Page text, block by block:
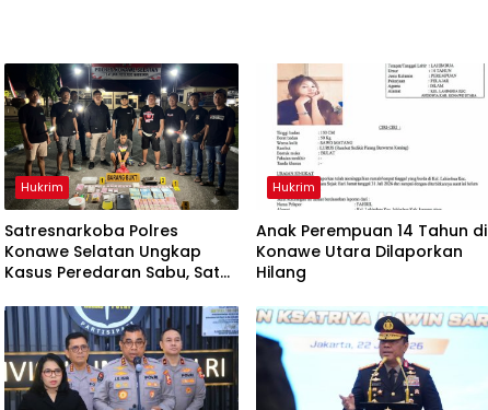
Hukrim
Satresnarkoba Polres
Konawe Selatan Ungkap
Kasus Peredaran Sabu, Satu
Diamankan
Hukrim
Anak Perempuan 14 Tahun di
Konawe Utara Dilaporkan
Hilang